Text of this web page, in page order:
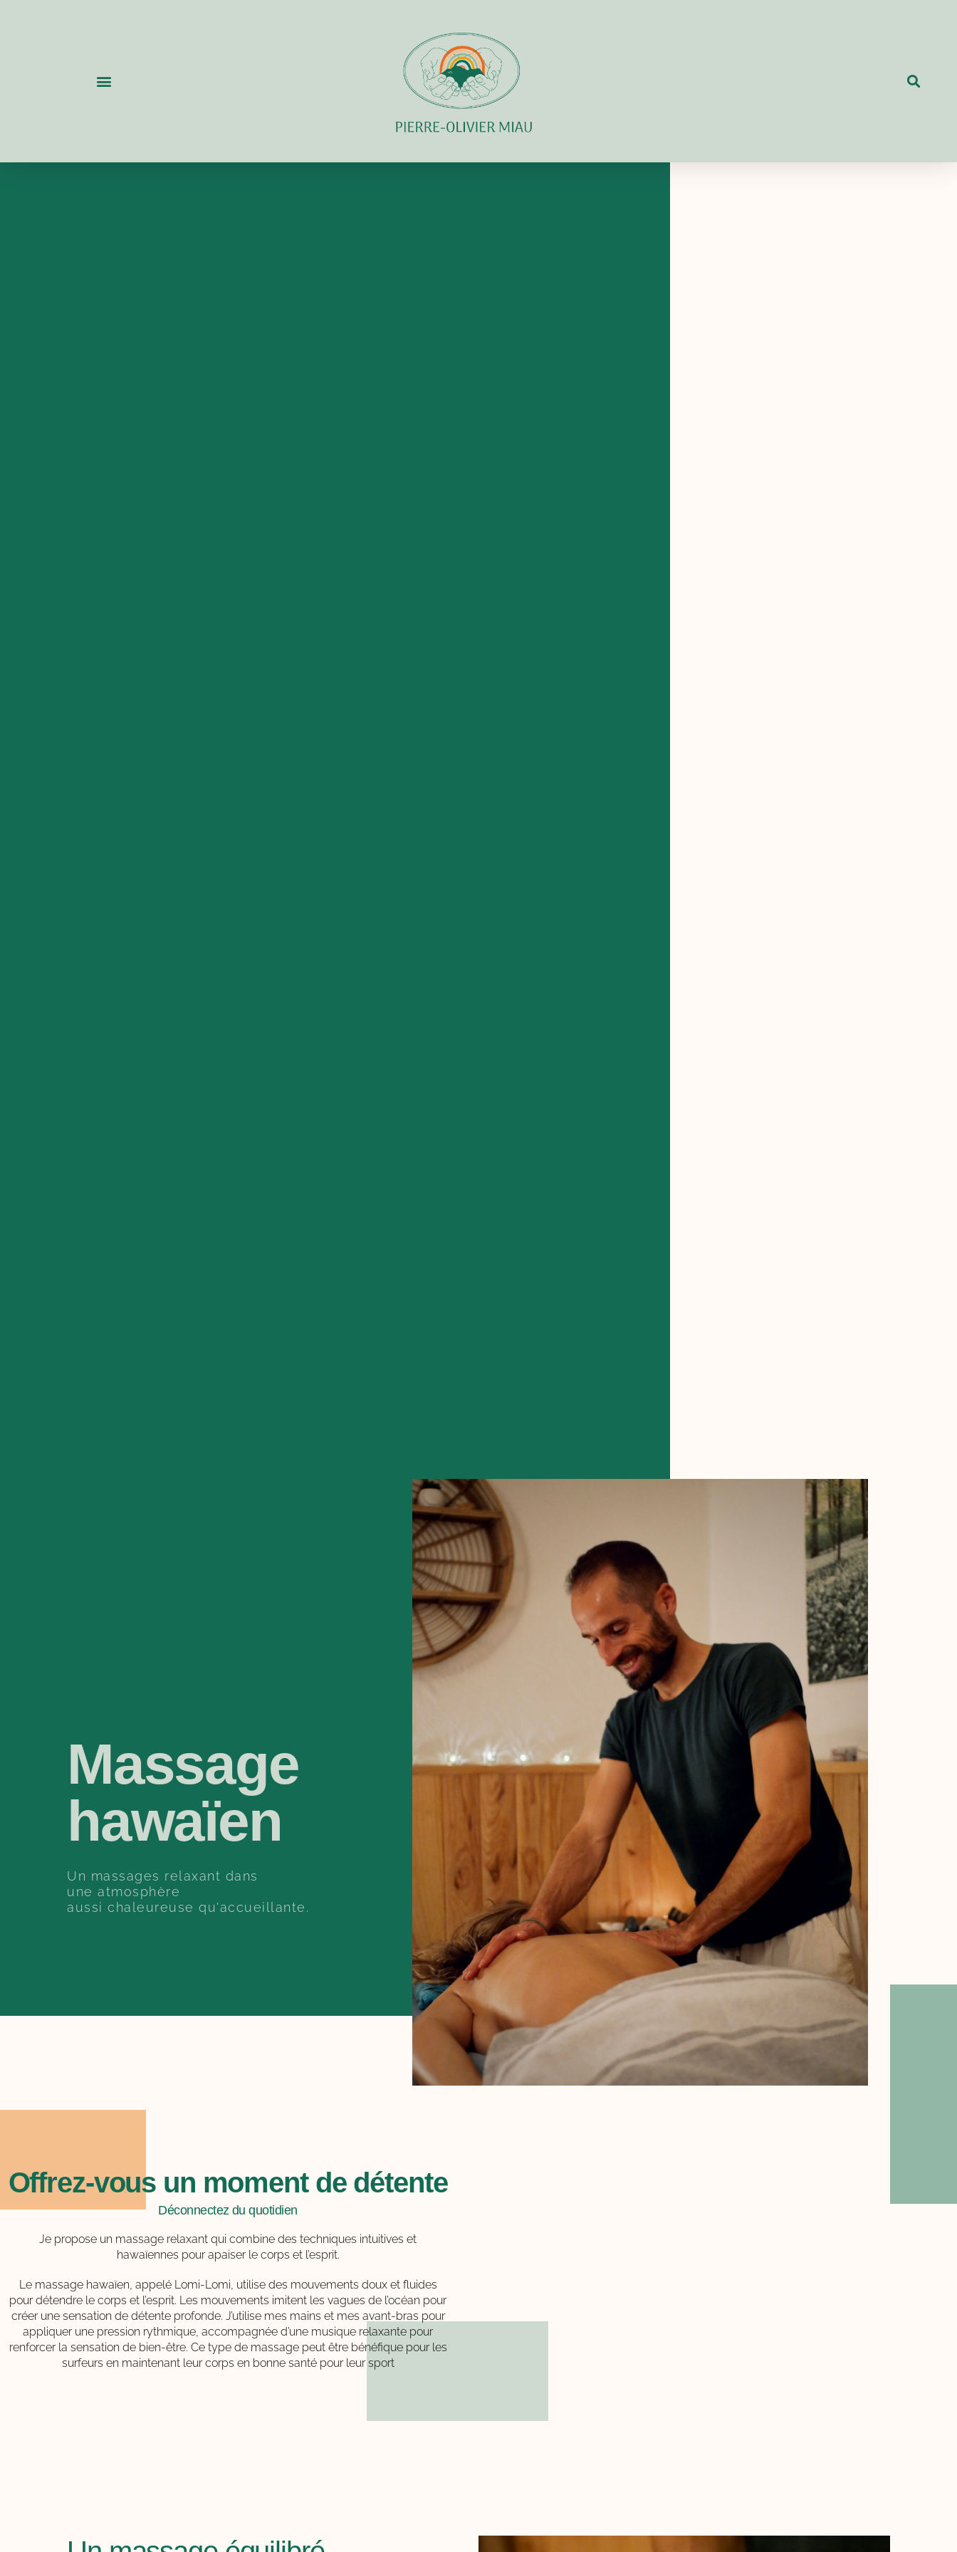
Massage
hawaïen
Un massages relaxant dans
une atmosphère
aussi chaleureuse qu'accueillante.
Offrez-vous un moment de détente
Déconnectez du quotidien
Je propose un massage relaxant qui combine des techniques intuitives et
hawaïennes pour apaiser le corps et l’esprit.
Le massage hawaïen, appelé Lomi-Lomi, utilise des mouvements doux et fluides
pour détendre le corps et l’esprit. Les mouvements imitent les vagues de l’océan pour
créer une sensation de détente profonde. J’utilise mes mains et mes avant-bras pour
appliquer une pression rythmique, accompagnée d’une musique relaxante pour
renforcer la sensation de bien-être. Ce type de massage peut être bénéfique pour les
surfeurs en maintenant leur corps en bonne santé pour leur sport